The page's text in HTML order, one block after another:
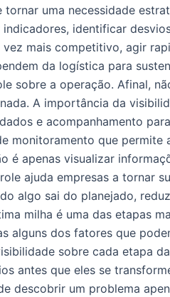
tornar uma necessidade
identificar
vez mais competitivo, agir
da logística para
sobre a operação. Afinal,
A importância da
e acompanhamento
monitoramento que permite
é apenas visualizar
ajuda empresas a tornar
algo sai do planejado,
milha é uma das etapas
alguns dos fatores que
sobre cada etapa
antes que eles se
descobrir um problema